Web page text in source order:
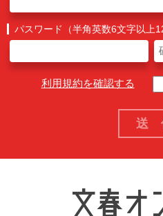
パスワード（半角英数6文字以上
利用規約を確認する